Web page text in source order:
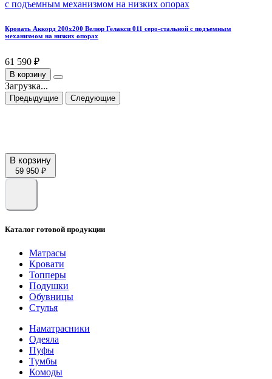
Кровать Аккорд 200х200 Велюр Гелакси 011 серо-стальной с подъемным
механизмом на низких опорах
61 590 ₽
В корзину
Загрузка...
Предыдущие Следующие
В корзину
59 950 ₽
Каталог готовой продукции
Матрасы
Кровати
Топперы
Подушки
Обувницы
Стулья
Наматрасники
Одеяла
Пуфы
Тумбы
Комоды